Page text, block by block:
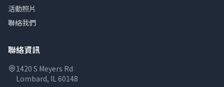
活動照片
聯絡我們
聯絡資訊
1420 S Meyers Rd
Lombard, IL 60148